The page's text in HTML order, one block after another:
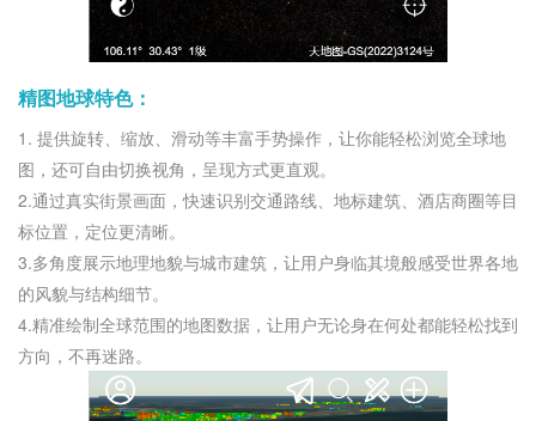
精图地球特色：
1. 提供旋转、缩放、滑动等丰富手势操作，让你能轻松浏览全球地
图，还可自由切换视角，呈现方式更直观。
2.通过真实街景画面，快速识别交通路线、地标建筑、酒店商圈等目
标位置，定位更清晰。
3.多角度展示地理地貌与城市建筑，让用户身临其境般感受世界各地
的风貌与结构细节。
4.精准绘制全球范围的地图数据，让用户无论身在何处都能轻松找到
方向，不再迷路。